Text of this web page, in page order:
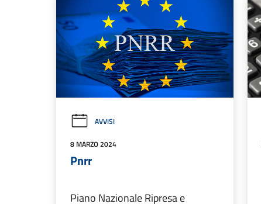
AVVISI
8 MARZO 2024
Pnrr
Piano Nazionale Ripresa e